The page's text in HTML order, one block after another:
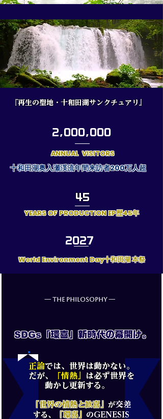
『再生の聖地・十和田湖サンクチュアリ』
2,000,000
ANNUAL VISITORS
​十和田湖奥入瀬渓流年間来訪者200万人超
​45
YEARS OF PRODUCTION EP歴45年
2027
World Environment Day十和田湖 本祭
— THE PHILOSOPHY —
SDGs「環喜」新時代の幕開け。
正論では、世界は動かない。
だが、
「情熱」
は必ず世界を
動かし更新する。
「世界の情熱と歓喜」 が交差
する、
「環喜」 のGENESIS